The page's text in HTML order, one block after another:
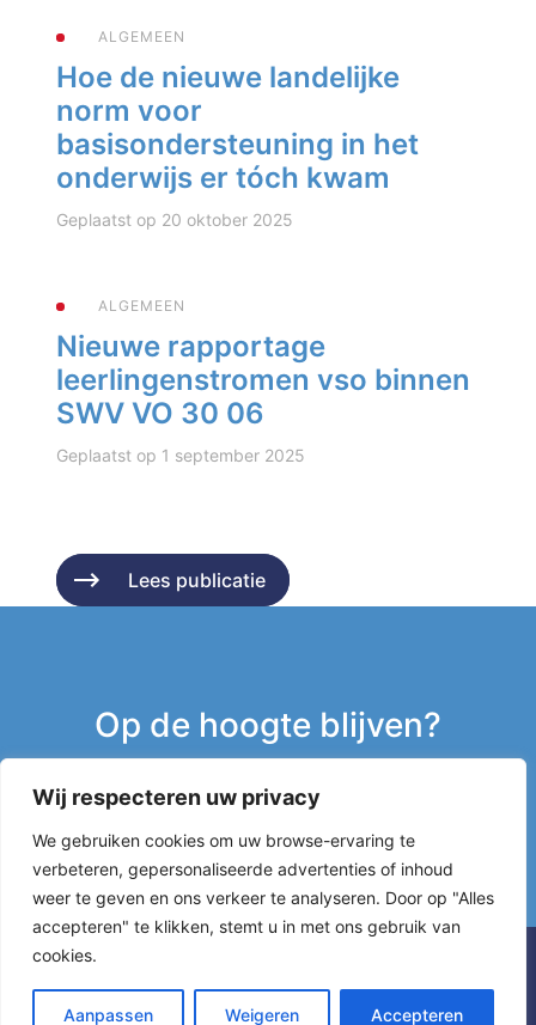
Wij respecteren uw privacy
We gebruiken cookies om uw browse-ervaring te
verbeteren, gepersonaliseerde advertenties of inhoud
weer te geven en ons verkeer te analyseren. Door op "Alles
accepteren" te klikken, stemt u in met ons gebruik van
cookies.
Aanpassen Weigeren Accepteren
ALGEMEEN
Hoe de nieuwe landelijke
norm voor
basisondersteuning in het
onderwijs er tóch kwam
Geplaatst op 20 oktober 2025
Lees publicatie
ALGEMEEN
Nieuwe rapportage
leerlingenstromen vso binnen
SWV VO 30 06
Geplaatst op 1 september 2025
Lees publicatie
Op de hoogte blijven?
Inschrijven nieuwsbrief